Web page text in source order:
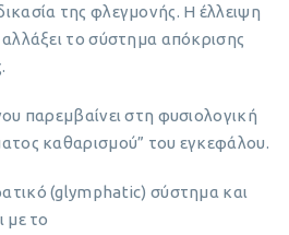
της φλεγμονής. Η έλλειψη
το σύστημα απόκρισης
παρεμβαίνει στη φυσιολογική
καθαρισμού” του εγκεφάλου.
(glymphatic) σύστημα και
με το